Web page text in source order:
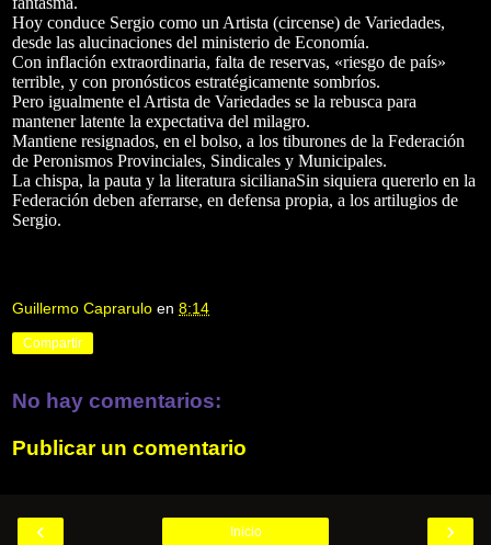
Hoy conduce Sergio como un Artista (circense) de Variedades,
desde las alucinaciones del ministerio de Economía.
Con inflación extraordinaria, falta de reservas, «riesgo de país»
terrible, y con pronósticos estratégicamente sombríos.
Pero igualmente el Artista de Variedades se la rebusca para
mantener latente la expectativa del milagro.
Mantiene resignados, en el bolso, a los tiburones de la Federación
de Peronismos Provinciales, Sindicales y Municipales.
La chispa, la pauta y la literatura sicilianaSin siquiera quererlo en la
Federación deben aferrarse, en defensa propia, a los artilugios de
Sergio.
Guillermo Caprarulo en 8:14
Compartir
No hay comentarios:
Publicar un comentario
‹ ›
Inicio